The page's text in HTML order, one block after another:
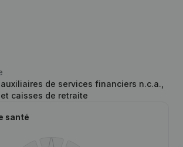
de services financiers n.c.a.,
caisses de retraite
santé